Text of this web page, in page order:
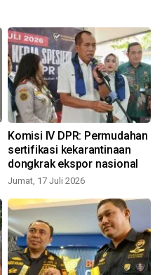
Komisi IV DPR: Permudahan
sertifikasi kekarantinaan
dongkrak ekspor nasional
Jumat, 17 Juli 2026